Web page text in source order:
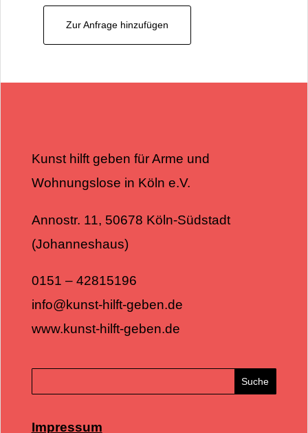
Zur Anfrage hinzufügen
Kunst hilft geben für Arme und
Wohnungslose in Köln e.V.
Annostr. 11, 50678 Köln-Südstadt
(Johanneshaus)
0151 – 42815196
info@kunst-hilft-geben.de
www.kunst-hilft-geben.de
Impressum